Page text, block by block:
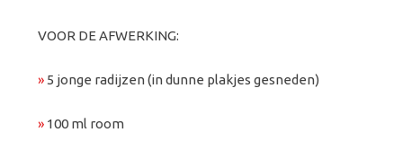
VOOR DE AFWERKING:
» 5 jonge radijzen (in dunne plakjes gesneden)
» 100 ml room